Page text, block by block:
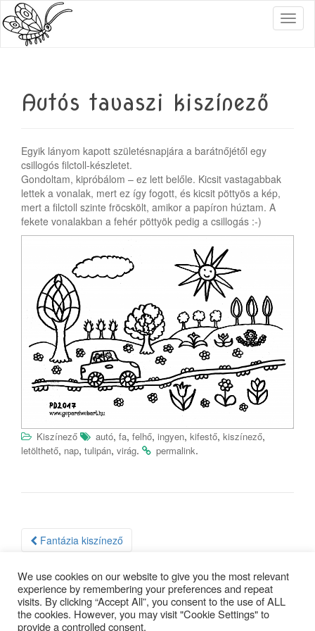
T
o
Autós tavaszi kiszínező
Egyik lányom kapott születésnapjára a barátnőjétől egy
csillogós filctoll-készletet.
Gondoltam, kipróbálom – ez lett belőle. Kicsit vastagabbak
lettek a vonalak, mert ez így fogott, és kicsit pöttyös a kép,
mert a filctoll szinte fröcskölt, amikor a papíron húztam. A
fekete vonalakban a fehér pöttyök pedig a csillogás :-)
Kiszínező autó, fa, felhő, ingyen, kifestő, kiszínező,
letölthető, nap, tulipán, virág. permalink.
Bejegyzés
Fantázia kiszínező
We use cookies on our website to give you the most relevant
experience by remembering your preferences and repeat
visits. By clicking “Accept All”, you consent to the use of ALL
the cookies. However, you may visit "Cookie Settings" to
provide a controlled consent.